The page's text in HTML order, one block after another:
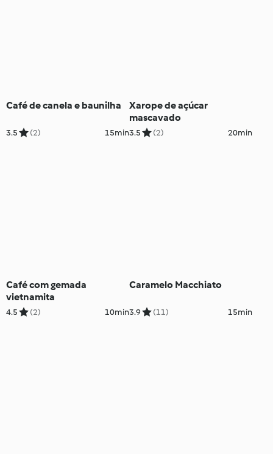
Café de canela e baunilha
3.5 (2) 15min
Xarope de açúcar
mascavado
3.5 (2) 20min
Café com gemada
vietnamita
4.5 (2) 10min
Caramelo Macchiato
3.9 (11) 15min